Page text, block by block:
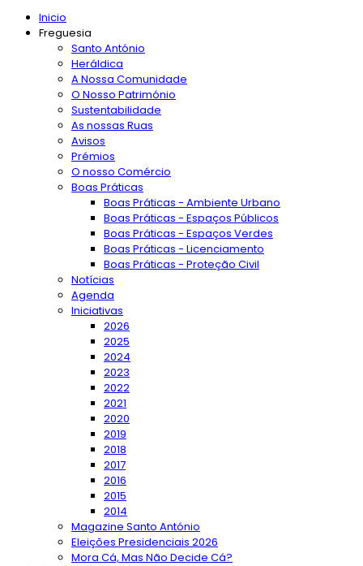
Inicio
Freguesia
Santo António
Heráldica
A Nossa Comunidade
O Nosso Património
Sustentabilidade
As nossas Ruas
Avisos
Prémios
O nosso Comércio
Boas Práticas
Boas Práticas - Ambiente Urbano
Boas Práticas - Espaços Públicos
Boas Práticas - Espaços Verdes
Boas Práticas - Licenciamento
Boas Práticas - Proteção Civil
Notícias
Agenda
Iniciativas
2026
2025
2024
2023
2022
2021
2020
2019
2018
2017
2016
2015
2014
Magazine Santo António
Eleições Presidenciais 2026
Mora Cá, Mas Não Decide Cá?